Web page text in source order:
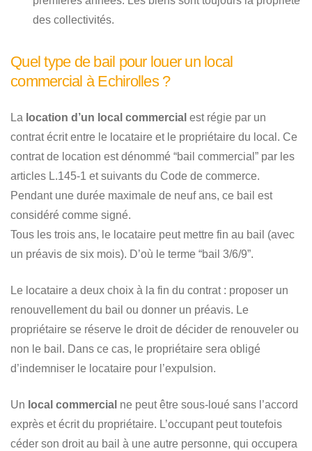
des collectivités.
Quel type de bail pour louer un local
commercial à Echirolles ?
La location d’un local commercial est régie par un
contrat écrit entre le locataire et le propriétaire du local. Ce
contrat de location est dénommé “bail commercial” par les
articles L.145-1 et suivants du Code de commerce.
Pendant une durée maximale de neuf ans, ce bail est
considéré comme signé.
Tous les trois ans, le locataire peut mettre fin au bail (avec
un préavis de six mois). D’où le terme “bail 3/6/9”.
Le locataire a deux choix à la fin du contrat : proposer un
renouvellement du bail ou donner un préavis. Le
propriétaire se réserve le droit de décider de renouveler ou
non le bail. Dans ce cas, le propriétaire sera obligé
d’indemniser le locataire pour l’expulsion.
Un local commercial ne peut être sous-loué sans l’accord
exprès et écrit du propriétaire. L’occupant peut toutefois
céder son droit au bail à une autre personne, qui occupera